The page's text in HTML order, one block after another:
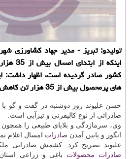
تولیدو: تبریز - مدیر جهاد كشاورزی
اینكه
كشور صادر گردیده است، اظهار
های پرمحصول بیش از 35 هزار تن كاهش دارد.
حسن علیوند روز دوشنبه در گفت و گو
صادراتی از نوع كالیفرنی و تیزآبی است.
وی، سرمازدگی و بلایای طبیعی را
انگور و پایین آمدن صادرات امسال اعلام
علیوند تصریح كرد: كشمش صادراتی ملكان
صادرات
محصولات باغی و زراعی